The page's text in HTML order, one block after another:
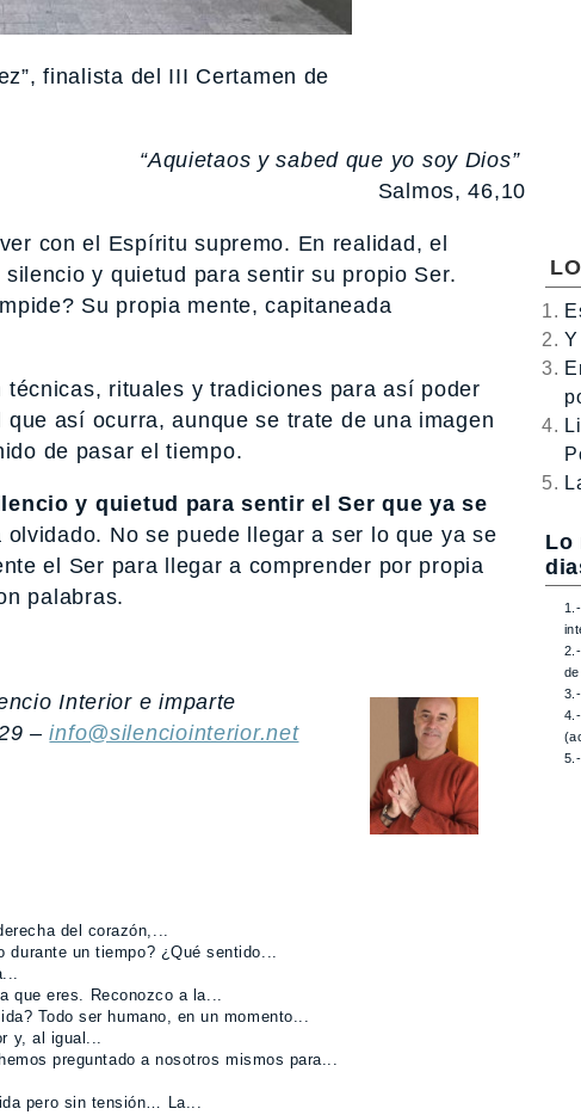
finalista del III Certamen de
“Aquietaos y sabed que yo soy Dios”
Salmos, 46,10
con el Espíritu supremo. En realidad, el
y quietud para sentir su propio Ser.
Su propia mente, capitaneada
rituales y tradiciones para así poder
así ocurra, aunque se trate de una imagen
de pasar el tiempo.
y quietud para sentir el Ser que ya se
No se puede llegar a ser lo que ya se
el Ser para llegar a comprender por propia
palabras.
Interior e imparte
–info@silenciointerior.net
del corazón,...
durante un tiempo? ¿Qué sentido...
que eres. Reconozco a la...
Todo ser humano, en un momento...
y, al igual...
preguntado a nosotros mismos para...
pero sin tensión… La...
Lo